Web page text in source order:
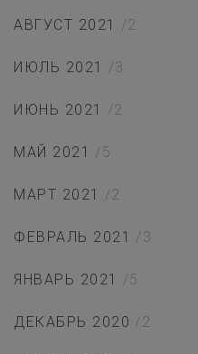
АВГУСТ 2021 /2
ИЮЛЬ 2021 /3
ИЮНЬ 2021 /2
МАЙ 2021 /5
МАРТ 2021 /2
ФЕВРАЛЬ 2021 /3
ЯНВАРЬ 2021 /5
ДЕКАБРЬ 2020 /2